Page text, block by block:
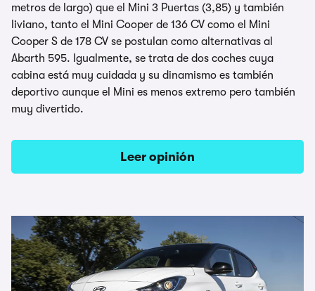
metros de largo) que el Mini 3 Puertas (3,85) y también
liviano, tanto el Mini Cooper de 136 CV como el Mini
Cooper S de 178 CV se postulan como alternativas al
Abarth 595. Igualmente, se trata de dos coches cuya
cabina está muy cuidada y su dinamismo es también
deportivo aunque el Mini es menos extremo pero también
muy divertido.
Leer opinión